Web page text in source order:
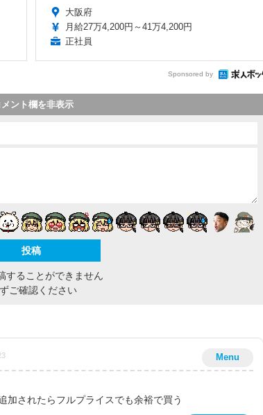
大阪府
月給27万4,200円～41万4,200円
正社員
Sponsored by
メント欄を非表示
することができません
ご確認ください
Menu
加されたらフルプライスでも余裕で買う